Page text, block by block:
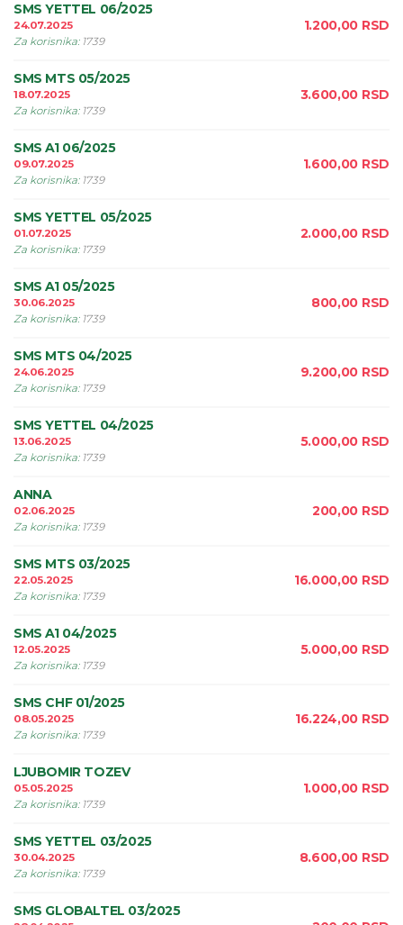
SMS YETTEL 06/2025
24.07.2025
Za korisnika: 1739
1.200,00 RSD
SMS MTS 05/2025
18.07.2025
Za korisnika: 1739
3.600,00 RSD
SMS A1 06/2025
09.07.2025
Za korisnika: 1739
1.600,00 RSD
SMS YETTEL 05/2025
01.07.2025
Za korisnika: 1739
2.000,00 RSD
SMS A1 05/2025
30.06.2025
Za korisnika: 1739
800,00 RSD
SMS MTS 04/2025
24.06.2025
Za korisnika: 1739
9.200,00 RSD
SMS YETTEL 04/2025
13.06.2025
Za korisnika: 1739
5.000,00 RSD
ANNA
02.06.2025
Za korisnika: 1739
200,00 RSD
SMS MTS 03/2025
22.05.2025
Za korisnika: 1739
16.000,00 RSD
SMS A1 04/2025
12.05.2025
Za korisnika: 1739
5.000,00 RSD
SMS CHF 01/2025
08.05.2025
Za korisnika: 1739
16.224,00 RSD
LJUBOMIR TOZEV
05.05.2025
Za korisnika: 1739
1.000,00 RSD
SMS YETTEL 03/2025
30.04.2025
Za korisnika: 1739
8.600,00 RSD
SMS GLOBALTEL 03/2025